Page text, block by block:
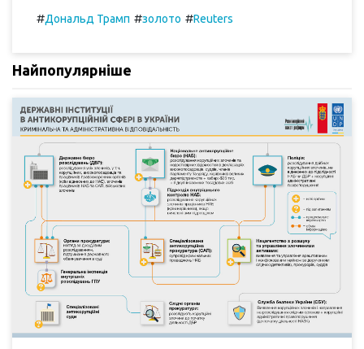
#Дональд Трамп #золото #Reuters
Найпопулярніше